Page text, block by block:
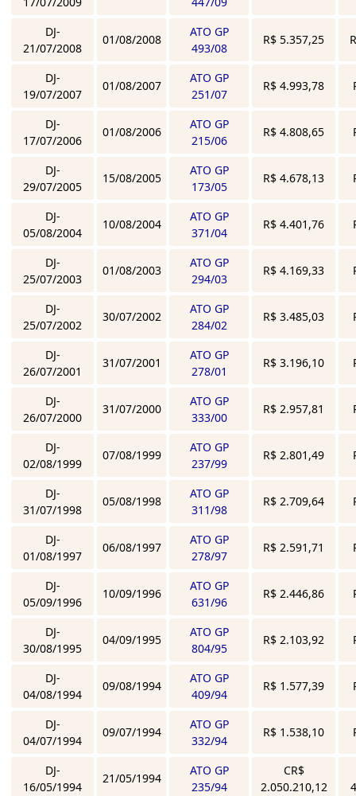
DJ-
21/07/2008
01/08/2008
ATO GP
493/08
R$ 5.357,25
DJ-
19/07/2007
01/08/2007
ATO GP
251/07
R$ 4.993,78
DJ-
17/07/2006
01/08/2006
ATO GP
215/06
R$ 4.808,65
DJ-
29/07/2005
15/08/2005
ATO GP
173/05
R$ 4.678,13
DJ-
05/08/2004
10/08/2004
ATO GP
371/04
R$ 4.401,76
DJ-
25/07/2003
01/08/2003
ATO GP
294/03
R$ 4.169,33
DJ-
25/07/2002
30/07/2002
ATO GP
284/02
R$ 3.485,03
DJ-
26/07/2001
31/07/2001
ATO GP
278/01
R$ 3.196,10
DJ-
26/07/2000
31/07/2000
ATO GP
333/00
R$ 2.957,81
DJ-
02/08/1999
07/08/1999
ATO GP
237/99
R$ 2.801,49
DJ-
31/07/1998
05/08/1998
ATO GP
311/98
R$ 2.709,64
DJ-
01/08/1997
06/08/1997
ATO GP
278/97
R$ 2.591,71
DJ-
05/09/1996
10/09/1996
ATO GP
631/96
R$ 2.446,86
DJ-
30/08/1995
04/09/1995
ATO GP
804/95
R$ 2.103,92
DJ-
04/08/1994
09/08/1994
ATO GP
409/94
R$ 1.577,39
DJ-
04/07/1994
09/07/1994
ATO GP
332/94
R$ 1.538,10
DJ-
16/05/1994
21/05/1994
ATO GP
235/94
CR$
2.050.210,12